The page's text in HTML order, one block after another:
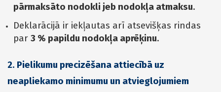
pārmaksāto nodokli jeb nodokļa atmaksu.
Deklarācijā ir iekļautas arī atsevišķas rindas
par 3 % papildu nodokļa aprēķinu.
2. Pielikumu precizēšana attiecībā uz
neapliekamo minimumu un atvieglojumiem